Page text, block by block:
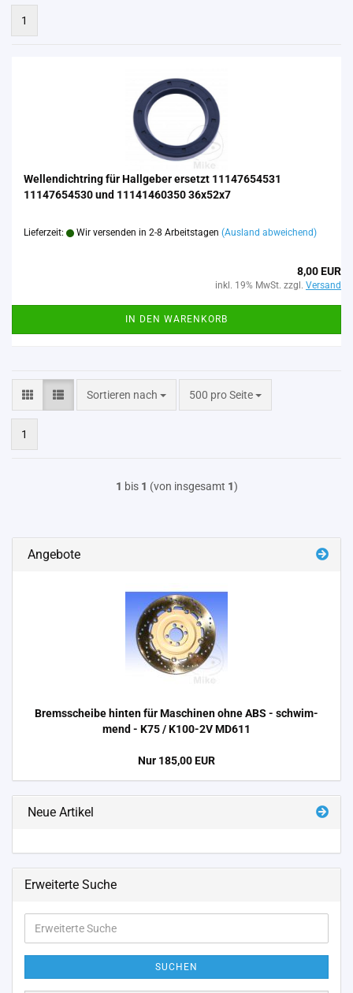
1
Wel­len­dicht­ring für Hall­ge­ber er­setzt 11147654531
11147654530 und 11141460350 36x52x7
Lieferzeit: Wir versenden in 2-8 Arbeitstagen (Ausland abweichend)
8,00 EUR
inkl. 19% MwSt. zzgl. Versand
IN DEN WARENKORB
Sortieren nach
Sortieren nach 500 pro Seite
pro Seite
1
1 bis 1 (von insgesamt 1)
Angebote
Brems­schei­be hin­ten für Ma­schi­nen ohne ABS - schwim­
mend - K75 / K100-​2V MD611
Nur 185,00 EUR
Neue Artikel
Erweiterte Suche
Suche
SUCHEN